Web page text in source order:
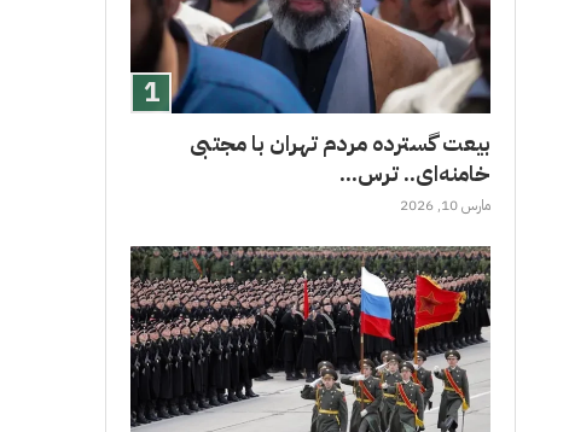
بیعت گسترده مردم تهران با مجتبی
خامنه‌ای.. ترس...
مارس 10, 2026